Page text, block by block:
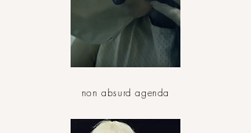
non absurd agenda